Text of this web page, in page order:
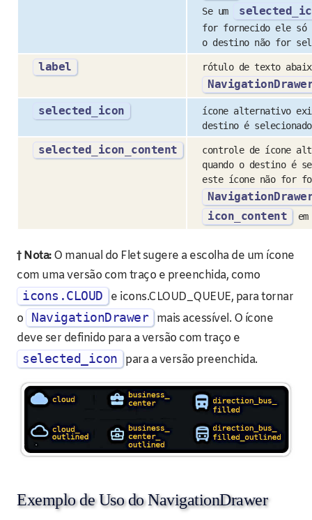
Se um
for fornecido ele só
o destino não for
label rótulo de texto
selected_icon
ícone alternativo
destino é
selected_icon_content
controle de ícone
quando o destino é
este ícone não for
icon_content
† Nota:O manual do Flet sugere a escolha de um ícone
com uma versão com traço e preenchida, como
icons.CLOUD
e icons.CLOUD_QUEUE, para tornar
o
NavigationDrawer
mais acessível. O ícone
deve ser definido para a versão com traço e
selected_icon para a versão preenchida.
Exemplo de Uso do NavigationDrawer